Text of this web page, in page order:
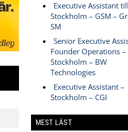
Executive Assistant
Stockholm – GSM –
SM
Senior Executive
Founder Operations –
Stockholm – BW
Technologies
Executive Assistant –
Stockholm – CGI
MEST LÄST